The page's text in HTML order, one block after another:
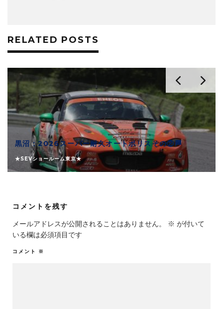
RELATED POSTS
黒沼：2026スーパー耐久オートポリスその②🏁
★SEVショールーム東京★
コメントを残す
メールアドレスが公開されることはありません。 ※ が付いて
いる欄は必須項目です
コメント ※